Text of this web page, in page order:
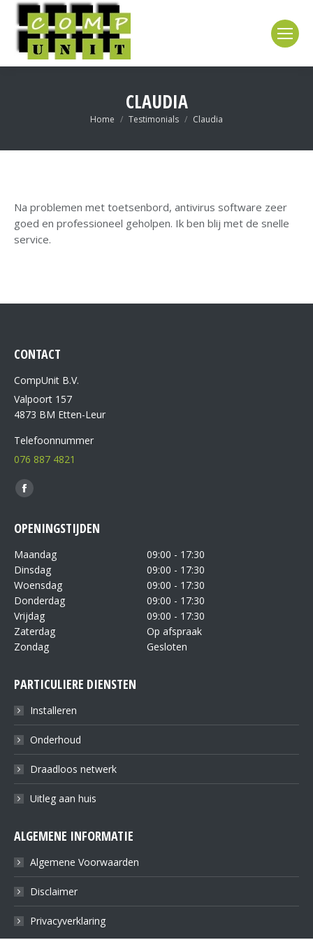
CLAUDIA
Je bent hier:
Home Testimonials Claudia
Na problemen met toetsenbord, antivirus software zeer
goed en professioneel geholpen. Ik ben blij met de snelle
service.
CONTACT
CompUnit B.V.
Valpoort 157
4873 BM Etten-Leur
Telefoonnummer
076 887 4821
Vind ons op:
OPENINGSTIJDEN
Maandag
09:00 - 17:30
Dinsdag
09:00 - 17:30
Woensdag
09:00 - 17:30
Donderdag
09:00 - 17:30
Vrijdag
09:00 - 17:30
Zaterdag
Op afspraak
Zondag
Gesloten
PARTICULIERE DIENSTEN
Installeren
Onderhoud
Draadloos netwerk
Uitleg aan huis
ALGEMENE INFORMATIE
Algemene Voorwaarden
Disclaimer
Privacyverklaring